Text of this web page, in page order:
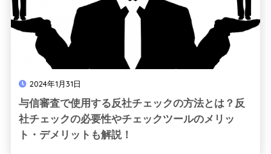
2024年1月31日
与信審査で使用する反社チェックの方法とは？反
社チェックの必要性やチェックツールのメリッ
ト・デメリットも解説！